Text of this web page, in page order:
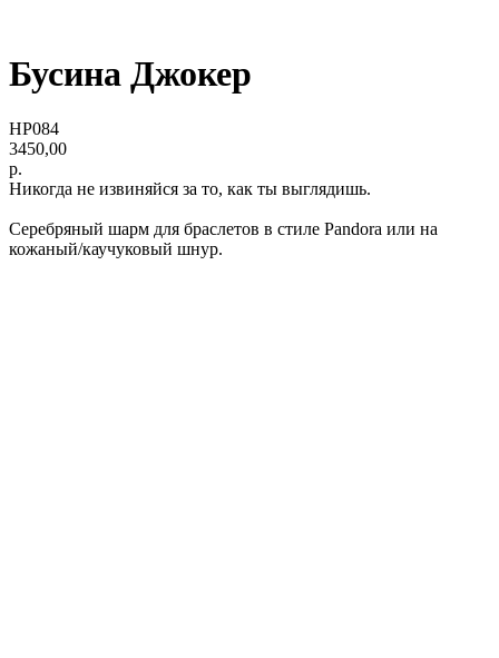
Бусина Джокер
HP084
3450,00
р.
Никогда не извиняйся за то, как ты выглядишь.
Серебряный шарм для браслетов в стиле Pandora или на
кожаный/каучуковый шнур.